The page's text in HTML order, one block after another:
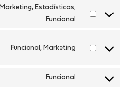
service
Marketing, Estadísticas,
Funcional
Consent
service
Funcional, Marketing
Consent
Funcional
Consent